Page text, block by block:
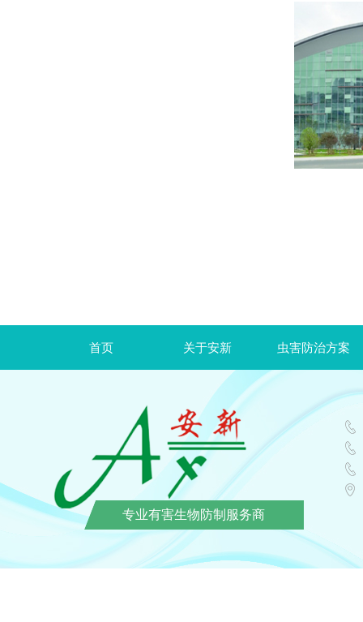
首页 关于安新 虫害防治方案
专业有害生物防制服务商